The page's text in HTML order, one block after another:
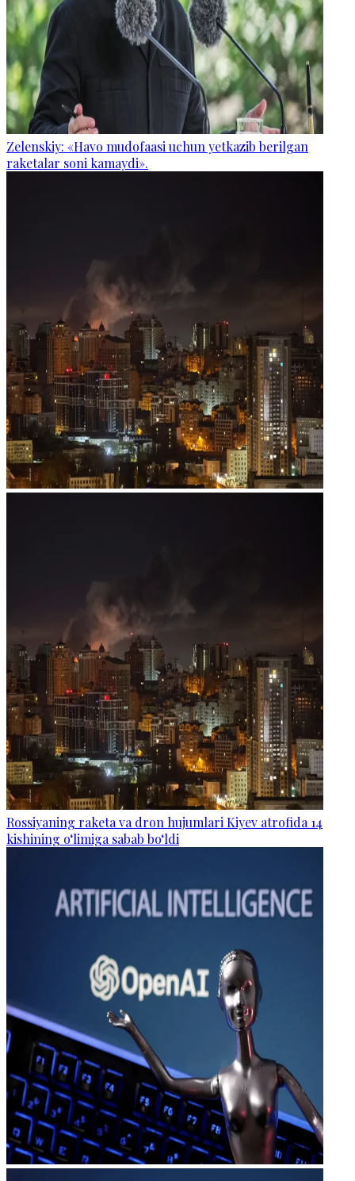
Zelenskiy: «Havo mudofaasi uchun yetkazib berilgan
raketalar soni kamaydi».
Rossiyaning raketa va dron hujumlari Kiyev atrofida 14
kishining o‘limiga sabab bo‘ldi